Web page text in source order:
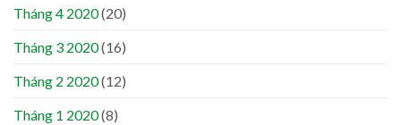
Tháng 4 2020(20)
Tháng 3 2020(16)
Tháng 2 2020(12)
Tháng 1 2020(8)